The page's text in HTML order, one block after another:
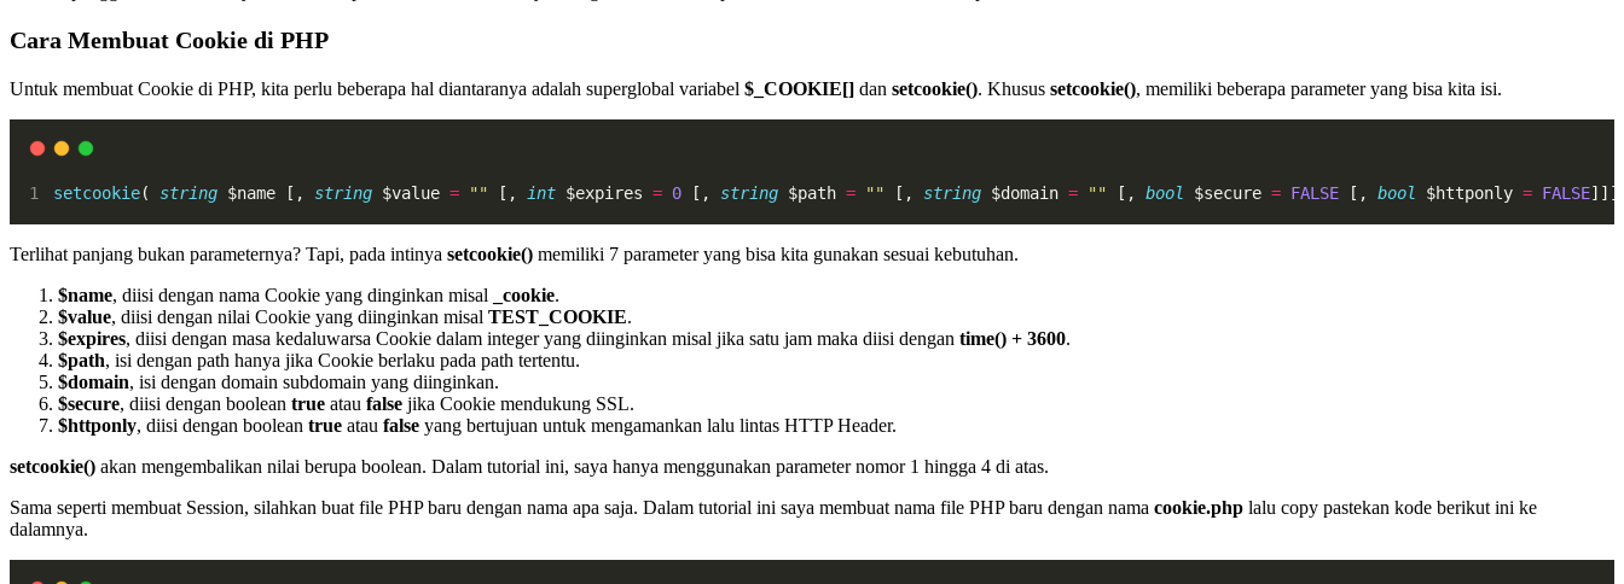
Cara Membuat Cookie di PHP
Untuk membuat Cookie di PHP, kita perlu beberapa hal diantaranya adalah superglobal variabel $_COOKIE[] dan setcookie(). Khusus setcookie(), memiliki beberapa parameter yang bisa kita isi.
setcookie( string $name [, string $value = "" [, int $expires = 0 [, string $path = "" [, string $domain = "" [, bool $secure = FALSE [, bool $httponly = FALSE
Terlihat panjang bukan parameternya? Tapi, pada intinya setcookie() memiliki 7 parameter yang bisa kita gunakan sesuai kebutuhan.
$name, diisi dengan nama Cookie yang dinginkan misal _cookie.
$value, diisi dengan nilai Cookie yang diinginkan misal TEST_COOKIE.
$expires, diisi dengan masa kedaluwarsa Cookie dalam integer yang diinginkan misal jika satu jam maka diisi dengan time() + 3600.
$path, isi dengan path hanya jika Cookie berlaku pada path tertentu.
$domain, isi dengan domain subdomain yang diinginkan.
$secure, diisi dengan boolean true atau false jika Cookie mendukung SSL.
$httponly, diisi dengan boolean true atau false yang bertujuan untuk mengamankan lalu lintas HTTP Header.
setcookie() akan mengembalikan nilai berupa boolean. Dalam tutorial ini, saya hanya menggunakan parameter nomor 1 hingga 4 di atas.
Sama seperti membuat Session, silahkan buat file PHP baru dengan nama apa saja. Dalam tutorial ini saya membuat nama file PHP baru dengan nama cookie.php lalu copy pastekan kode berikut ini ke
dalamnya.